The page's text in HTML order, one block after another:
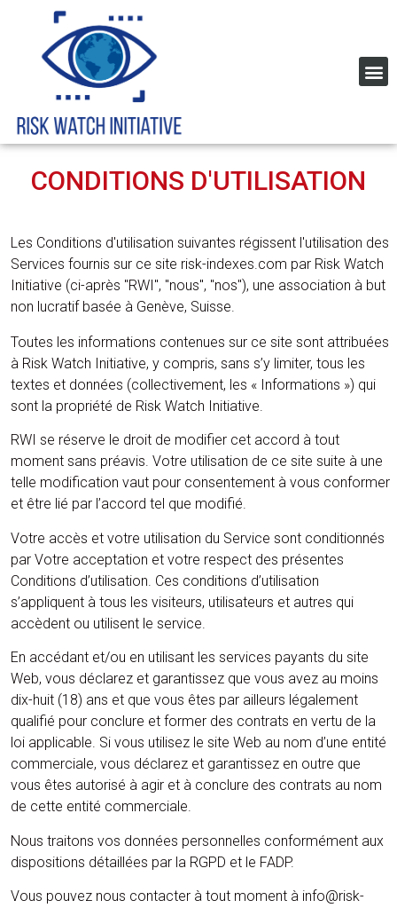
CONDITIONS D'UTILISATION
Les Conditions d'utilisation suivantes régissent l'utilisation des
Services fournis sur ce site risk-indexes.com par Risk Watch
Initiative (ci-après "RWI", "nous", "nos"), une association à but
non lucratif basée à Genève, Suisse.
Toutes les informations contenues sur ce site sont attribuées
à Risk Watch Initiative, y compris, sans s’y limiter, tous les
textes et données (collectivement, les « Informations ») qui
sont la propriété de Risk Watch Initiative.
RWI se réserve le droit de modifier cet accord à tout
moment sans préavis. Votre utilisation de ce site suite à une
telle modification vaut pour consentement à vous conformer
et être lié par l’accord tel que modifié.
Votre accès et votre utilisation du Service sont conditionnés
par Votre acceptation et votre respect des présentes
Conditions d’utilisation. Ces conditions d’utilisation
s’appliquent à tous les visiteurs, utilisateurs et autres qui
accèdent ou utilisent le service.
En accédant et/ou en utilisant les services payants du site
Web, vous déclarez et garantissez que vous avez au moins
dix-huit (18) ans et que vous êtes par ailleurs légalement
qualifié pour conclure et former des contrats en vertu de la
loi applicable. Si vous utilisez le site Web au nom d’une entité
commerciale, vous déclarez et garantissez en outre que
vous êtes autorisé à agir et à conclure des contrats au nom
de cette entité commerciale.
Nous traitons vos données personnelles conformément aux
dispositions détaillées par la RGPD et le FADP.
Vous pouvez nous contacter à tout moment à info@risk-